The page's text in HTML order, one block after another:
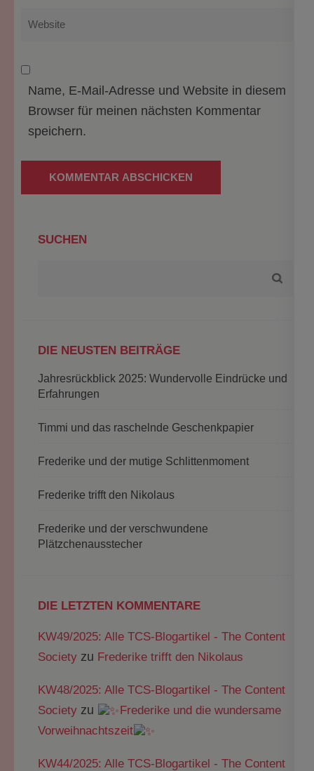
Name, E-Mail-Adresse und Website in diesem
Browser für meinen nächsten Kommentar
speichern.
SUCHEN
DIE NEUSTEN BEITRÄGE
Jahresrückblick 2025: Wundervolle Eindrücke und
Erfahrungen
Timmi und das raschelnde Geschenkpapier
Frederike und der mutige Schlittenmoment
Frederike trifft den Nikolaus
Frederike und der verschwundene
Plätzchenausstecher
DIE LETZTEN KOMMENTARE
KW49/2025: Alle TCS-Blogartikel - The Content
Society zu Frederike trifft den Nikolaus
KW48/2025: Alle TCS-Blogartikel - The Content
Society zu
Frederike und die wundersame
Vorweihnachtszeit
KW44/2025: Alle TCS-Blogartikel - The Content